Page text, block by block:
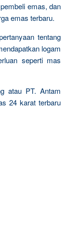
emas, dan
emas terbaru.
tentang
logam
seperti mas
atau PT. Antam
24 karat terbaru